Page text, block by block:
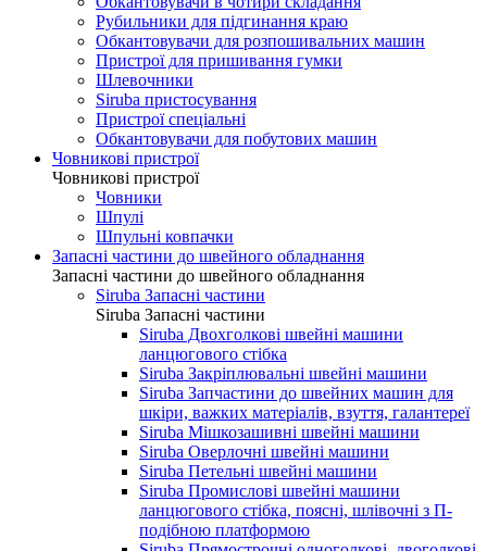
Рубильники для підгинання краю
Обкантовувачи для розпошивальних машин
Пристрої для пришивання гумки
Шлевочники
Siruba пристосування
Пристрої спеціальні
Обкантовувачи для побутових машин
Човникові пристрої
Човникові пристрої
Човники
Шпулі
Шпульні ковпачки
Запасні частини до швейного обладнання
Запасні частини до швейного обладнання
Siruba Запасні частини
Siruba Запасні частини
Siruba Двохголкові швейні машини
ланцюгового стібка
Siruba Закріплювальні швейні машини
Siruba Запчастини до швейних машин для
шкіри, важких матеріалів, взуття, галантереї
Siruba Мішкозашивні швейні машини
Siruba Оверлочні швейні машини
Siruba Петельні швейні машини
Siruba Промислові швейні машини
ланцюгового стібка, поясні, шлівочні з П-
подібною платформою